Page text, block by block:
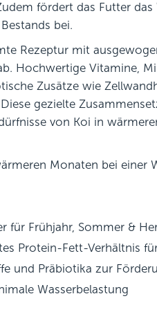
fördert das Futter
bei.
Rezeptur mit
Hochwertige Vitamine,
Zusätze wie
gezielte
von Koi in
Monaten bei einer
für Frühjahr, Sommer &
Protein-Fett-Verhältnis
und Präbiotika zur
Wasserbelastung